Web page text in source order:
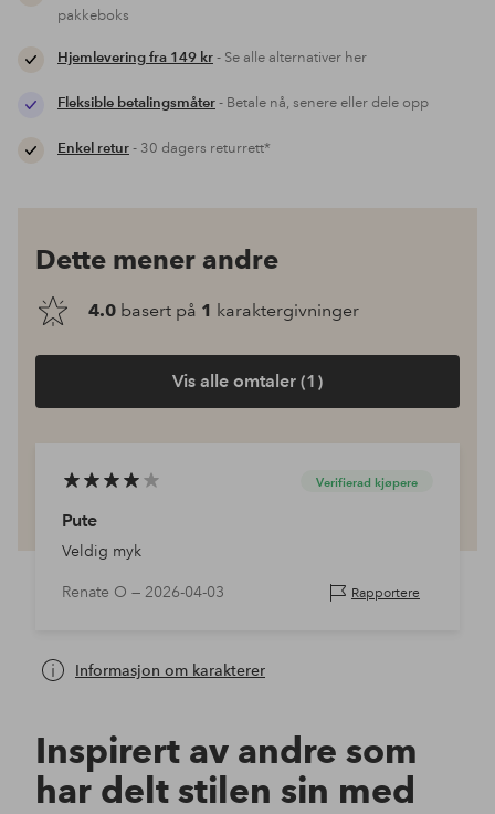
pakkeboks
Hjemlevering fra 149 kr- Se alle alternativer her
Fleksible betalingsmåter- Betale nå, senere eller dele opp
Enkel retur- 30 dagers returrett*
Dette mener andre
4.0 basert på 1 karaktergivninger
Vis alle omtaler (1)
Verifierad kjøpere
Pute
Veldig myk
Renate O — 2026-04-03 Rapportere
Informasjon om karakterer
Inspirert av andre som
har delt stilen sin med